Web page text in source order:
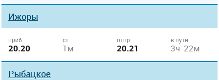
Ижоры
приб.
20.20
ст.
1м
отпр.
20.21
в пути
3ч 22м
Рыбацкое